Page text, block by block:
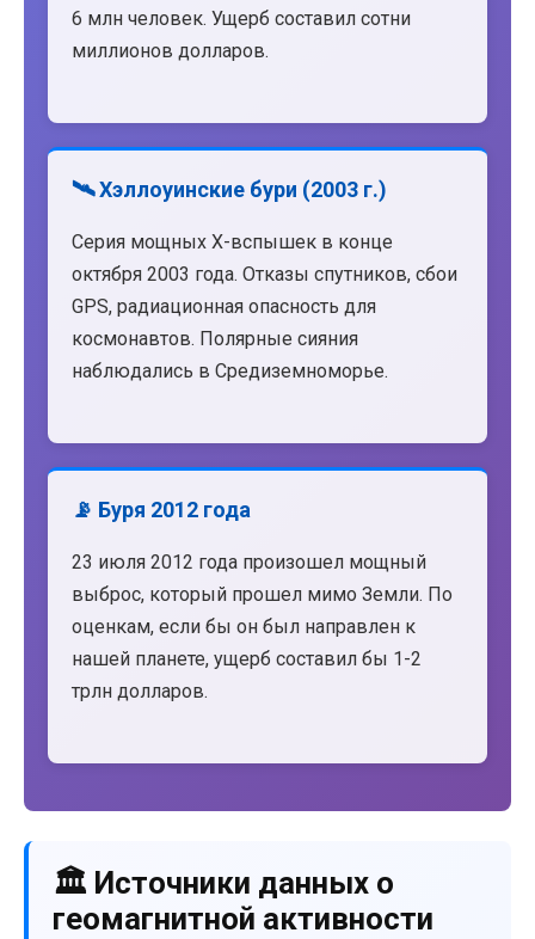
6 млн человек. Ущерб составил сотни
миллионов долларов.
🛰️ Хэллоуинские бури (2003 г.)
Серия мощных X-вспышек в конце
октября 2003 года. Отказы спутников, сбои
GPS, радиационная опасность для
космонавтов. Полярные сияния
наблюдались в Средиземноморье.
📡 Буря 2012 года
23 июля 2012 года произошел мощный
выброс, который прошел мимо Земли. По
оценкам, если бы он был направлен к
нашей планете, ущерб составил бы 1-2
трлн долларов.
🏛️ Источники данных о
геомагнитной активности